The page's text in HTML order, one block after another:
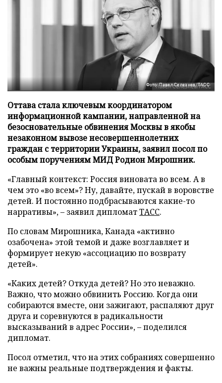
Фото: Павел Селезнев/ТАСС
Оттава стала ключевым координатором
информационной кампании, направленной на
безосновательные обвинения Москвы в якобы
незаконном вывозе несовершеннолетних
граждан с территории Украины, заявил посол по
особым поручениям МИД Родион Мирошник.
«Главный контекст: Россия виновата во всем. А в
чем это «во всем»? Ну, давайте, пускай в воровстве
детей. И постоянно подбрасываются какие-то
нарративы», – заявил дипломатТАСС.
По словам Мирошника, Канада «активно
озабочена» этой темой и даже возглавляет и
формирует некую «ассоциацию по возврату
детей».
«Каких детей? Откуда детей? Но это неважно.
Важно, что можно обвинить Россию. Когда они
собираются вместе, они зажигают, распаляют друг
друга и соревнуются в радикальности
высказываний в адрес России», – поделился
дипломат.
Посол отметил, что на этих собраниях совершенно
не важны реальные подтверждения и факты.